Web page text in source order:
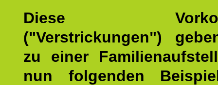
Diese
("Verstrickungen")
zu einer
nun folgenden